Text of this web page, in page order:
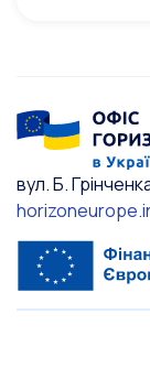
вул. Б.